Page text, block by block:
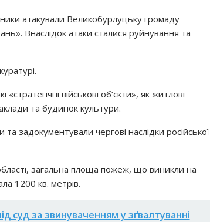
атакували Великобурлуцьку громаду
Внаслідок атаки сталися руйнування та
військові об’єкти», як житлові
та будинок культури.
та задокументували чергові наслідки російської
загальна площа пожеж, що виникли на
1200 кв. метрів.
суд за звинуваченням у зґвалтуванні